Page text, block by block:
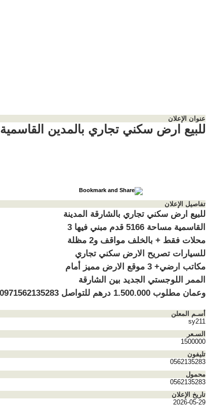
عنوان الإعلان
للبيع ارض سكني تجاري بالمدين القاسمية
تفاصيل الإعلان
للبيع ارض سكني تجاري بالشارقة المدينة
القاسمية مساحة 5166 قدم مبني فيها 3
محلات فقط + بالخلف مواقف و2 مظلة
للسيارات تصريح الارض سكني تجاري
مكاتب ارضي+ 3 موقع الارض مميز أمام
الممر اللوجستي الجديد بين الشارقة
وعمان مطلوب 1.500.000 درهم للتواصل 00971562135283
أسـم المعلن
sy211
السـعر
1500000
تليفون
0562135283
محمول
0562135283
تاريخ الإعلان
2026-05-29